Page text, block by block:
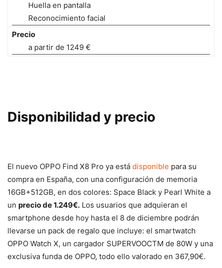
Huella en pantalla
Reconocimiento facial
Precio
a partir de 1249 €
Disponibilidad y precio
El nuevo OPPO Find X8 Pro ya está disponible para su
compra en España, con una configuración de memoria
16GB+512GB, en dos colores: Space Black y Pearl White a
un precio de 1.249€. Los usuarios que adquieran el
smartphone desde hoy hasta el 8 de diciembre podrán
llevarse un pack de regalo que incluye: el smartwatch
OPPO Watch X, un cargador SUPERVOOCTM de 80W y una
exclusiva funda de OPPO, todo ello valorado en 367,90€.